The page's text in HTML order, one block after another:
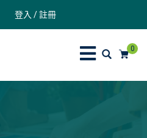
登入 / 註冊
0